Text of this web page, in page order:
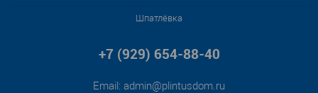
Шпатлёвка
+7 (929) 654-88-40
Email: admin@plintusdom.ru